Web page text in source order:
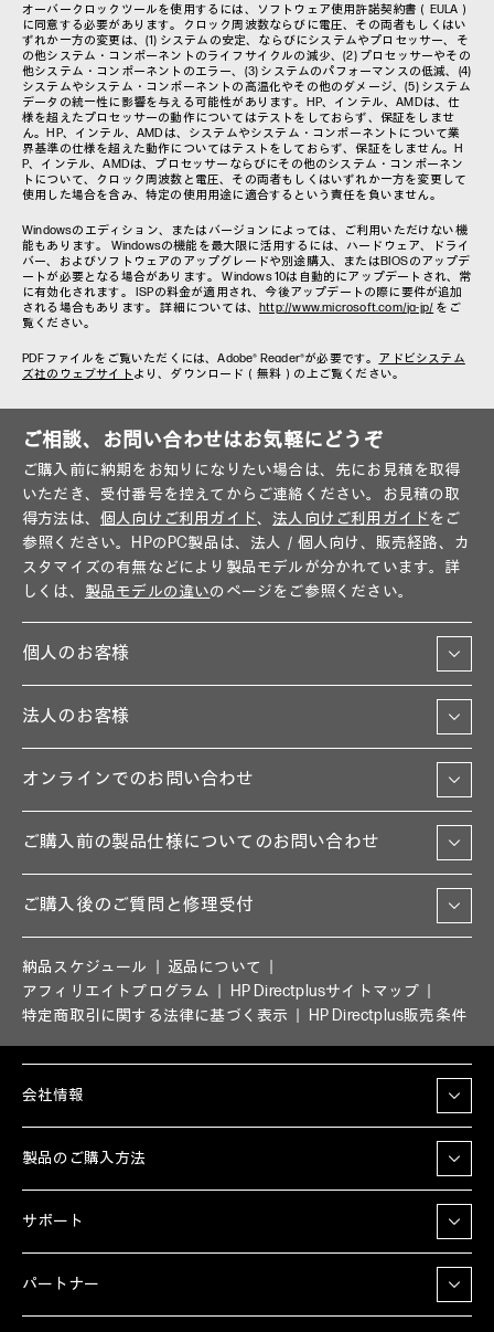
オーバークロックツールを使用するには、ソフトウェア使用許諾契約書（EULA）
に同意する必要があります。クロック周波数ならびに電圧、その両者もしくはい
ずれか一方の変更は、(1) システムの安定、ならびにシステムやプロセッサー、そ
の他システム・コンポーネントのライフサイクルの減少、(2) プロセッサーやその
他システム・コンポーネントのエラー、(3) システムのパフォーマンスの低減、(4)
システムやシステム・コンポーネントの高温化やその他のダメージ、(5) システム
データの統一性に影響を与える可能性があります。HP、インテル、AMDは、仕
様を超えたプロセッサーの動作についてはテストをしておらず、保証をしませ
ん。HP、インテル、AMDは、システムやシステム・コンポーネントについて業
界基準の仕様を超えた動作についてはテストをしておらず、保証をしません。H
P、インテル、AMDは、プロセッサーならびにその他のシステム・コンポーネン
トについて、クロック周波数と電圧、その両者もしくはいずれか一方を変更して
使用した場合を含み、特定の使用用途に適合するという責任を負いません。
Windowsのエディション、またはバージョンによっては、ご利用いただけない機
能もあります。 Windowsの機能を最大限に活用するには、ハードウェア、ドライ
バー、およびソフトウェアのアップグレードや別途購入、またはBIOSのアップデ
ートが必要となる場合があります。 Windows 10は自動的にアップデートされ、常
に有効化されます。 ISPの料金が適用され、今後アップデートの際に要件が追加
される場合もあります。 詳細については、 http://www.microsoft.com/ja-jp/ をご
覧ください。
PDFファイルをご覧いただくには、Adobe® Reader®が必要です。 アドビシステム
ズ社のウェブサイト より、ダウンロード（無料）の上ご覧ください。
ご相談、お問い合わせはお気軽にどうぞ
ご購入前に納期をお知りになりたい場合は、先にお見積を取得
いただき、受付番号を控えてからご連絡ください。お見積の取
得方法は、 個人向けご利用ガイド、 法人向けご利用ガイドをご
参照ください。HPのPC製品は、法人／個人向け、販売経路、カ
スタマイズの有無などにより製品モデルが分かれています。詳
しくは、 製品モデルの違いのページをご参照ください。
個人のお客様
法人のお客様
オンラインでのお問い合わせ
ご購入前の製品仕様についてのお問い合わせ
ご購入後のご質問と修理受付
納品スケジュール
返品について
アフィリエイトプログラム
HP Directplusサイトマップ
特定商取引に関する法律に基づく表示
HP Directplus販売条件
会社情報
製品のご購入方法
サポート
パートナー